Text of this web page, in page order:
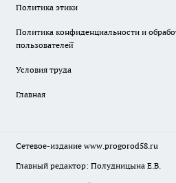
Политика этики
Политика конфиденциальности и
пользователей̆
Условия труда
Главная
Сетевое-издание www.progorod58.ru
Главный редактор: Полудницына Е.В.